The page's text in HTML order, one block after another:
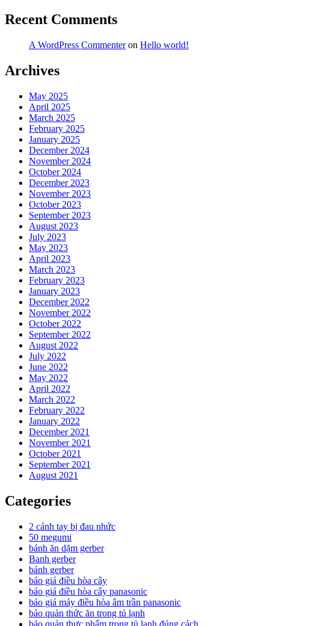
Recent Comments
A WordPress Commenteron Hello world!
Archives
May 2025
April 2025
March 2025
February 2025
January 2025
December 2024
November 2024
October 2024
December 2023
November 2023
October 2023
September 2023
August 2023
July 2023
May 2023
April 2023
March 2023
February 2023
January 2023
December 2022
November 2022
October 2022
September 2022
August 2022
July 2022
June 2022
May 2022
April 2022
March 2022
February 2022
January 2022
December 2021
November 2021
October 2021
September 2021
August 2021
Categories
2 cánh tay bị đau nhức
50 megumi
bánh ăn dặm gerber
Banh gerber
bánh gerber
báo giá điều hòa cây
báo giá điều hòa cây panasonic
báo giá máy điều hòa âm trần panasonic
bảo quản thức ăn trong tủ lạnh
bảo quản thực phẩm trong tủ lạnh đúng cách